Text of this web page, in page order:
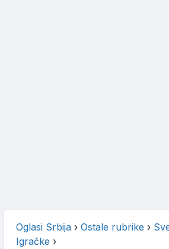
Oglasi Srbija › Ostale rubrike ›
Igračke ›